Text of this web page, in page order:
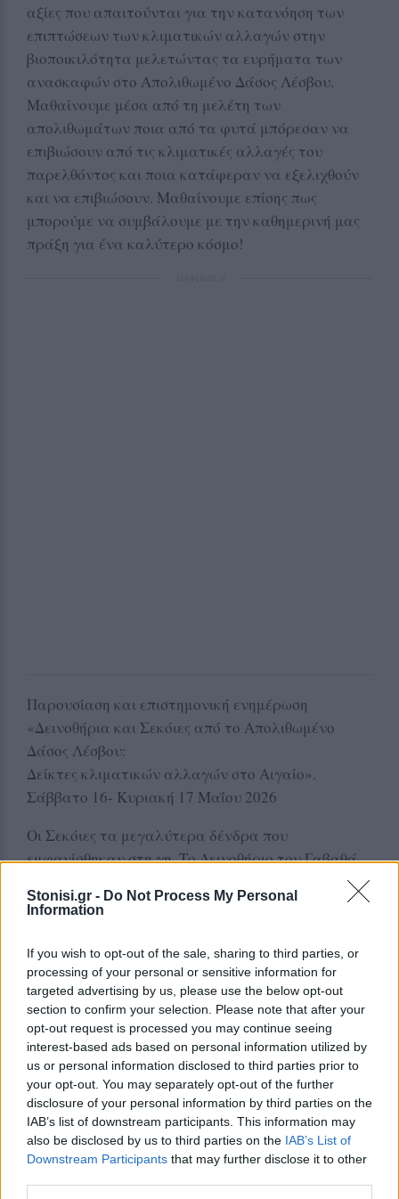
Stonisi.gr - Do Not Process My Personal
Information
If you wish to opt-out of the sale, sharing to third parties, or
processing of your personal or sensitive information for
targeted advertising by us, please use the below opt-out
section to confirm your selection. Please note that after your
opt-out request is processed you may continue seeing
interest-based ads based on personal information utilized by
us or personal information disclosed to third parties prior to
your opt-out. You may separately opt-out of the further
disclosure of your personal information by third parties on the
IAB’s list of downstream participants. This information may
also be disclosed by us to third parties on the IAB’s List of
Downstream Participants that may further disclose it to other
αξίες που απαιτούνται για την κατανόηση των
επιπτώσεων των κλιματικών αλλαγών στην
βιοποικιλότητα μελετώντας τα ευρήματα των
ανασκαφών στο Απολιθωμένο Δάσος Λέσβου.
Μαθαίνουμε μέσα από τη μελέτη των
απολιθωμάτων ποια από τα φυτά μπόρεσαν να
επιβιώσουν από τις κλιματικές αλλαγές του
παρελθόντος και ποια κατάφεραν να εξελιχθούν
και να επιβιώσουν. Μαθαίνουμε επίσης πως
μπορούμε να συμβάλουμε με την καθημερινή μας
πράξη για ένα καλύτερο κόσμο!
Παρουσίαση και επιστημονική ενημέρωση
«Δεινοθήρια και Σεκόιες από το Απολιθωμένο
Δάσος Λέσβου:
Δείκτες κλιματικών αλλαγών στο Αιγαίο».
Σάββατο 16- Κυριακή 17 Μαΐου 2026
Οι Σεκόιες τα μεγαλύτερα δένδρα που
εμφανίσθηκαν στη γη. Το Δεινοθήριο του Γαβαθά
απολιθώματα θηλαστικών της Ελλάδας, ηλικίας 19
Ευρασία. Ο Αλιγάτορας της Λιώτας έζησε στην
λίμνη της περιοχής πριν από 18 εκατομμύρια
χρόνια.
Η νέα εκθεσιακή ενότητα του Μουσείου
“Αναπαράσταση του Απολιθωμένου Δάσους
Λέσβου” αποτελεί το κεντρικό στοιχείο της
καθοδηγούμενης περιήγησης των επισκεπτών
Η παρουσία των εμβληματικών αυτών ειδών στη
Λέσβο μαζί με τα είδη φυτών που αποκαλύπτουν
τα σημαντικότατα και εντυπωσιακά
απολιθώματα από τις πρόσφατες ανασκαφές στο